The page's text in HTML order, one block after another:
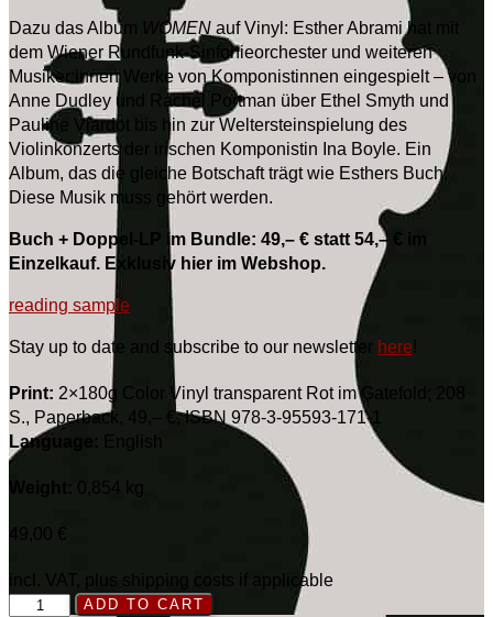
Dazu das Album WOMEN auf Vinyl: Esther Abrami hat mit
dem Wiener Rundfunk-Sinfonieorchester und weiteren
Musiker:innen Werke von Komponistinnen eingespielt – von
Anne Dudley und Rachel Portman über Ethel Smyth und
Pauline Viardot bis hin zur Weltersteinspielung des
Violinkonzerts der irischen Komponistin Ina Boyle. Ein
Album, das die gleiche Botschaft trägt wie Esthers Buch:
Diese Musik muss gehört werden.
Buch + Doppel-LP im Bundle: 49,– € statt 54,– € im
Einzelkauf. Exklusiv hier im Webshop.
reading sample
Stay up to date and subscribe to our newsletter here
Print: 2×180g Color Vinyl transparent Rot im Gatefold; 208
S., Paperback, 49,– €, ISBN 978-3-95593-171-1
Language:
incl. VAT, plus shipping costs if applicable
ADD TO CART